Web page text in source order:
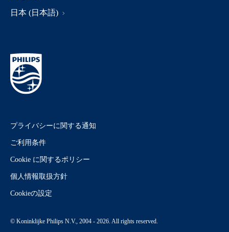
日本 (日本語)
プライバシーに関する通知
ご利用条件
Cookie に関するポリシー
個人情報取扱方針
Cookieの設定
© Koninklijke Philips N.V., 2004 - 2026. All rights reserved.